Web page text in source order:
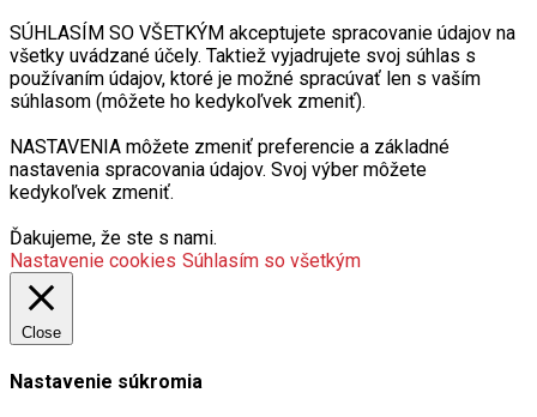
SÚHLASÍM SO VŠETKÝM akceptujete spracovanie údajov na
všetky uvádzané účely. Taktiež vyjadrujete svoj súhlas s
používaním údajov, ktoré je možné spracúvať len s vaším
súhlasom (môžete ho kedykoľvek zmeniť).
NASTAVENIA môžete zmeniť preferencie a základné
nastavenia spracovania údajov. Svoj výber môžete
kedykoľvek zmeniť.
Ďakujeme, že ste s nami.
Nastavenie cookies Súhlasím so všetkým
Close
Nastavenie súkromia